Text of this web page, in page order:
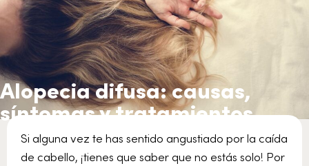
Alopecia difusa: causas,
síntomas y tratamientos
Si alguna vez te has sentido angustiado por la caída
de cabello, ¡tienes que saber que no estás solo! Por